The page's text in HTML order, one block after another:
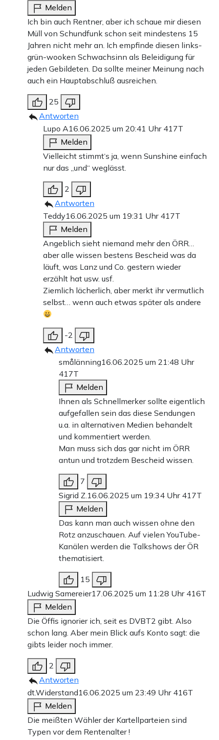
Melden
Ich bin auch Rentner, aber ich schaue mir diesen
Müll von Schundfunk schon seit mindestens 15
Jahren nicht mehr an. Ich empfinde diesen links-
grün-wooken Schwachsinn als Beleidigung für
jeden Gebildeten. Da sollte meiner Meinung nach
auch ein Hauptabschluß ausreichen.
25
Antworten
Lupo A16.06.2025 um 20:41 Uhr 417T
Melden
Vielleicht stimmt‘s ja, wenn Sunshine einfach
nur das „und“ weglässt.
2
Antworten
Teddy16.06.2025 um 19:31 Uhr 417T
Melden
Angeblich sieht niemand mehr den ÖRR…
aber alle wissen bestens Bescheid was da
läuft, was Lanz und Co. gestern wieder
erzählt hat usw. usf.
Ziemlich lächerlich, aber merkt ihr vermutlich
selbst… wenn auch etwas später als andere
-2
Antworten
smålänning16.06.2025 um 21:48 Uhr
417T
Melden
Ihnen als Schnellmerker sollte eigentlich
aufgefallen sein das diese Sendungen
u.a. in alternativen Medien behandelt
und kommentiert werden.
Man muss sich das gar nicht im ÖRR
antun und trotzdem Bescheid wissen.
7
Sigrid Z.16.06.2025 um 19:34 Uhr 417T
Melden
Das kann man auch wissen ohne den
Rotz anzuschauen. Auf vielen YouTube-
Kanälen werden die Talkshows der ÖR
thematisiert.
15
Ludwig Samereier17.06.2025 um 11:28 Uhr 416T
Melden
Die Öffis ignorier ich, seit es DVBT2 gibt. Also
schon lang. Aber mein Blick aufs Konto sagt: die
gibts leider noch immer.
2
Antworten
dt.Widerstand16.06.2025 um 23:49 Uhr 416T
Melden
Die meißten Wähler der Kartellparteien sind
Typen vor dem Rentenalter !